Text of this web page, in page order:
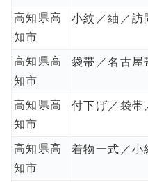
高知県高
知市
小紋／紬／訪
高知県高
知市
袋帯／名古屋
高知県高
知市
付下げ／袋帯
高知県高
知市
着物一式／小